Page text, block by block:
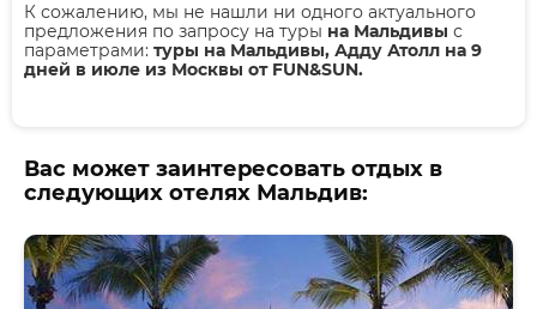
К сожалению, мы не нашли ни одного актуального
предложения по запросу на туры на Мальдивы с
параметрами: туры на Мальдивы, Адду Атолл на 9
дней в июле из Москвы от FUN&SUN.
Вас может заинтересовать отдых в
следующих отелях Мальдив: